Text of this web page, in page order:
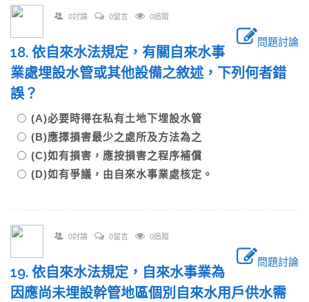
0討論 0留言 0追蹤
問題討論
18. 依自來水法規定，有關自來水事
業處埋設水管或其他設備之敘述，下列何者錯
誤？
(A)必要時得在私有土地下埋設水管
(B)應擇損害最少之處所及方法為之
(C)如有損害，應按損害之程序補償
(D)如有爭議，由自來水事業處核定。
0討論 0留言 0追蹤
問題討論
19. 依自來水法規定，自來水事業為
因應尚未埋設幹管地區個別自來水用戶供水需